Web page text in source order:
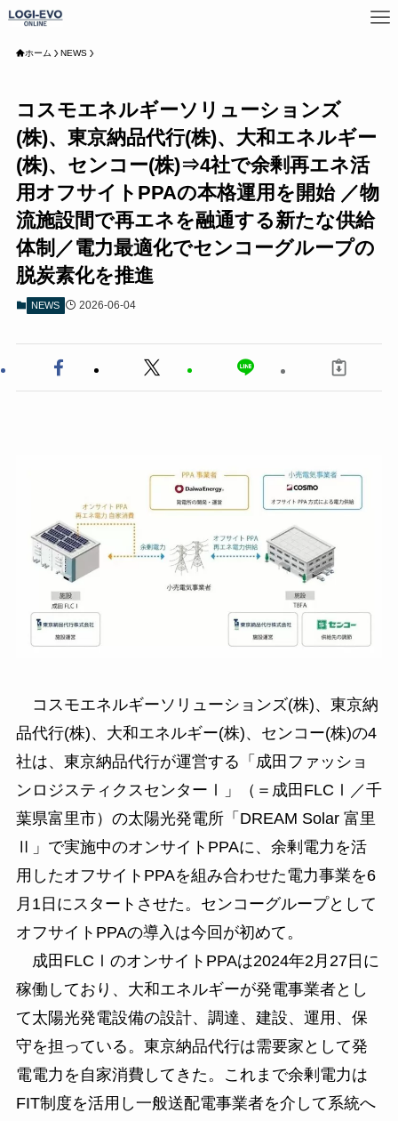
ホーム NEWS
コスモエネルギーソリューションズ
(株)、東京納品代行(株)、大和エネルギー
(株)、センコー(株)⇒4社で余剰再エネ活
用オフサイトPPAの本格運用を開始 ／物
流施設間で再エネを融通する新たな供給
体制／電力最適化でセンコーグループの
脱炭素化を推進
NEWS 2026-06-04
コスモエネルギーソリューションズ(株)、東京納
品代行(株)、大和エネルギー(株)、センコー(株)の4
社は、東京納品代行が運営する「成田ファッショ
ンロジスティクスセンターⅠ」（＝成田FLCⅠ／千
葉県富里市）の太陽光発電所「DREAM Solar 富里
Ⅱ」で実施中のオンサイトPPAに、余剰電力を活
用したオフサイトPPAを組み合わせた電力事業を6
月1日にスタートさせた。センコーグループとして
オフサイトPPAの導入は今回が初めて。
成田FLCⅠのオンサイトPPAは2024年2月27日に
稼働しており、大和エネルギーが発電事業者とし
て太陽光発電設備の設計、調達、建設、運用、保
守を担っている。東京納品代行は需要家として発
電電力を自家消費してきた。これまで余剰電力は
FIT制度を活用し一般送配電事業者を介して系統へ